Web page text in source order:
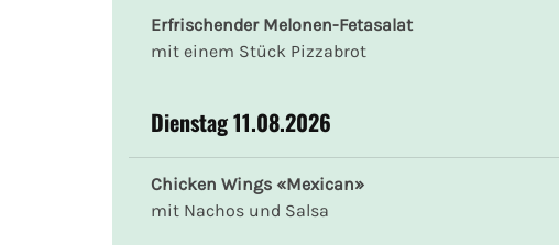
Erfrischender Melonen-Fetasalat
mit einem Stück Pizzabrot
Dienstag 11.08.2026
Chicken Wings «Mexican»
mit Nachos und Salsa